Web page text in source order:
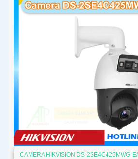
CAMERA HIKVISION DS-2SE4C425MWG-